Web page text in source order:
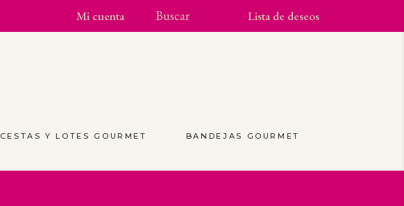
Mi cuenta Lista de deseos
CESTAS Y LOTES GOURMET BANDEJAS GOURMET